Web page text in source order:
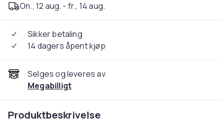
On., 12 aug. - fr., 14 aug.
Sikker betaling
14 dagers åpent kjøp
Selges og leveres av
Megabilligt
Produktbeskrivelse